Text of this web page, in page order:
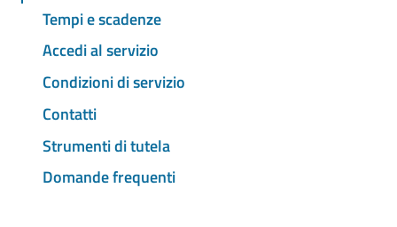
Tempi e scadenze
Accedi al servizio
Condizioni di servizio
Contatti
Strumenti di tutela
Domande frequenti